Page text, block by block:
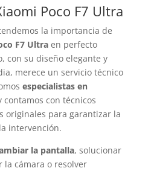
Poco F7 Ultra
la importancia de
F7 Ultraen perfecto
con su diseño elegante y
merece un servicio técnico
especialistas en
contamos con técnicos
originales para garantizar la
intervención.
la pantalla, solucionar
la cámara o resolver